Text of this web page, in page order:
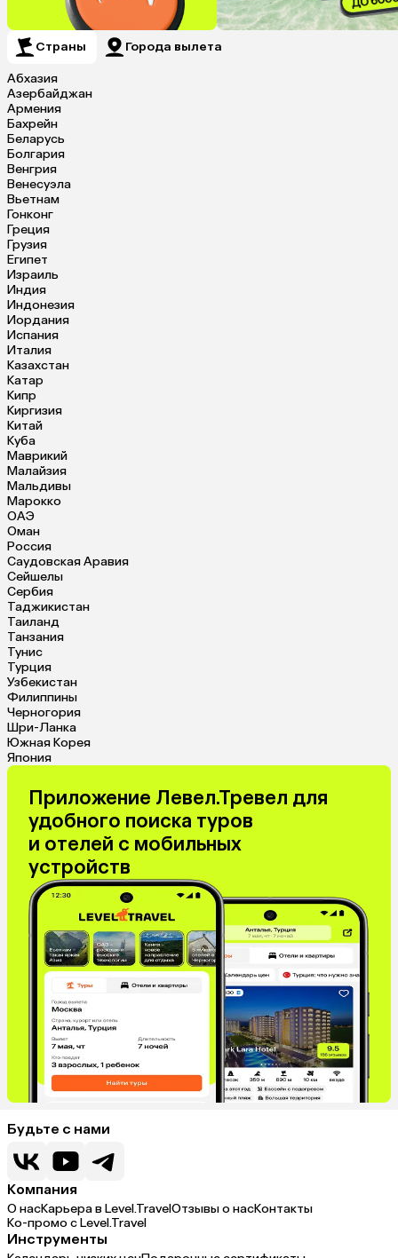
Страны Города вылета
Абхазия
Азербайджан
Армения
Бахрейн
Беларусь
Болгария
Венгрия
Венесуэла
Вьетнам
Гонконг
Греция
Грузия
Египет
Израиль
Индия
Индонезия
Иордания
Испания
Италия
Казахстан
Катар
Кипр
Киргизия
Китай
Куба
Маврикий
Малайзия
Мальдивы
Марокко
ОАЭ
Оман
Россия
Саудовская Аравия
Сейшелы
Сербия
Таджикистан
Таиланд
Танзания
Тунис
Турция
Узбекистан
Филиппины
Черногория
Шри-Ланка
Южная Корея
Япония
Приложение Левел.Тревел для
удобного поиска туров
и отелей с мобильных
устройств
Будьте с нами
Компания
О насКарьера в Level.TravelОтзывы о насКонтакты
Ко-промо с Level.Travel
Инструменты